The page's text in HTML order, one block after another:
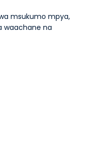
msukumo mpya,
waachane na